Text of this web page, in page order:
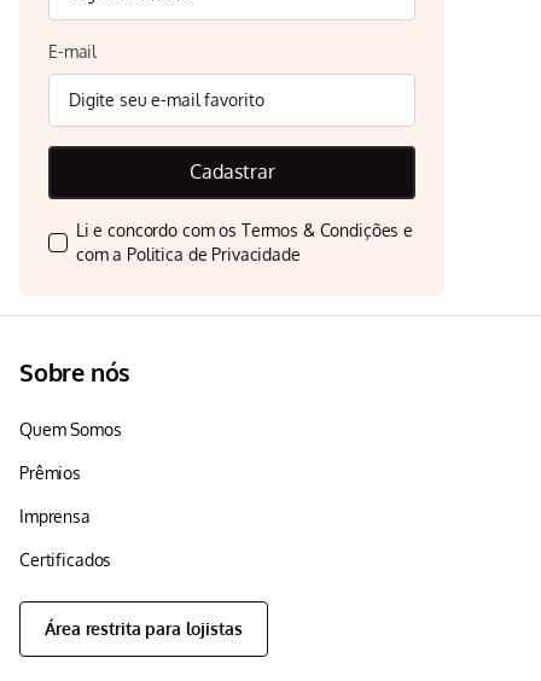
E-mail
Cadastrar
Li e concordo com os Termos & Condições e
com a Politica de Privacidade
Sobre nós
Quem Somos
Prêmios
Imprensa
Certificados
Área restrita para lojistas